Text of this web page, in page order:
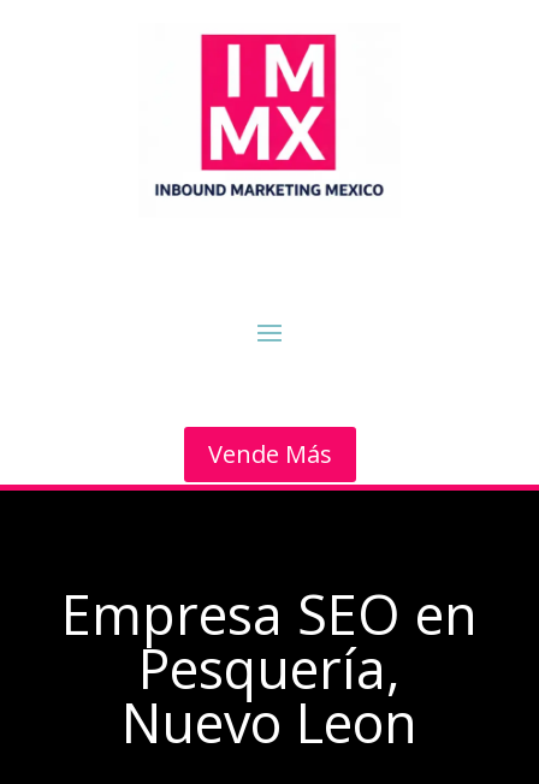
Vende Más
Empresa SEO en
Pesquería,
Nuevo Leon